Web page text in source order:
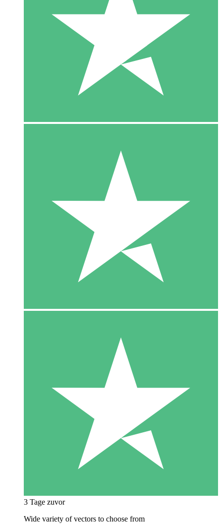
3 Tage zuvor
Wide variety of vectors to choose from